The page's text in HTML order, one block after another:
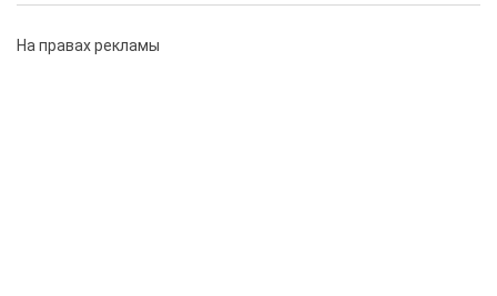
На правах рекламы